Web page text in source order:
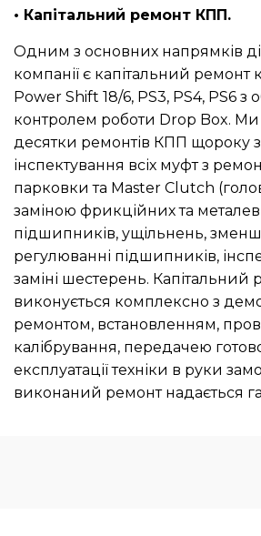
• Капітальний ремонт КПП.
Одним з основних напрямків
компанії є капітальний
Power Shift 18/6, PS3, PS4, PS6 з
контролем роботи Drop Box.
десятки ремонтів КПП щороку
інспектування всіх муфт з
парковки та Master Clutch
заміною фрикційних та
підшипників, ущільнень,
регулюванні підшипників,
заміні шестерень.
виконується комплексно з
ремонтом, встановленням,
калібрування, передачею
експлуатації техніки в руки
виконаний ремонт надається